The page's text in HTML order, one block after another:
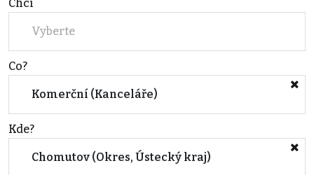
Chci
Vyberte
Co?
Komerční (Kanceláře)
Kde?
Chomutov (Okres, Ústecký kraj)